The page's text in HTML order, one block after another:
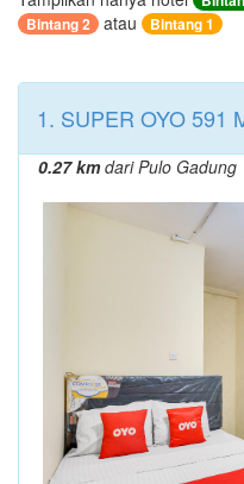
Bintang 2
atau Bintang 1
1. SUPER OYO 591
0.27 kmdari Pulo Gadung